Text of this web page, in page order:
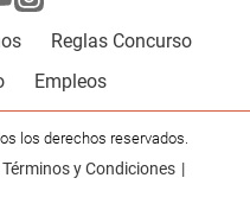
Reglas Concurso
Empleos
los derechos reservados.
Términos y Condiciones